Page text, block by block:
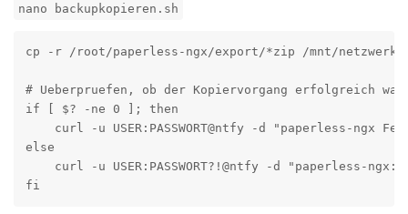
nano backupkopieren.sh
cp -r /root/paperless-ngx/export/*zip /mnt/
# Ueberpruefen, ob der Kopiervorgang erfolgreich war
if [ $? -ne 0 ]; then
curl -u USER:PASSWORT@ntfy -d "paperless-ngx
else
curl -u USER:PASSWORT?!@ntfy -d "paperless-ngx:
fi